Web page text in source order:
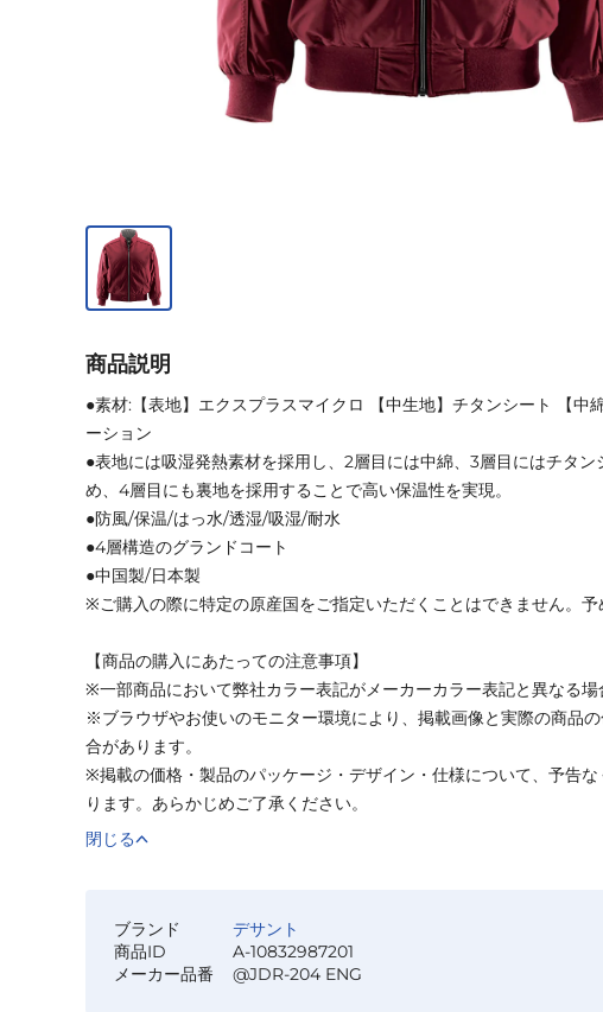
商品説明
●素材:【表地】エクスプラスマイクロ 【中生地】チタンシート 【中
ーション
●表地には吸湿発熱素材を採用し、2層目には中綿、3層目にはチタン
め、4層目にも裏地を採用することで高い保温性を実現。
●防風/保温/はっ水/透湿/吸湿/耐水
●4層構造のグランドコート
●中国製/日本製
※ご購入の際に特定の原産国をご指定いただくことはできません。予
【商品の購入にあたっての注意事項】
※一部商品において弊社カラー表記がメーカーカラー表記と異なる場
※ブラウザやお使いのモニター環境により、掲載画像と実際の商品
合があります。
※掲載の価格・製品のパッケージ・デザイン・仕様について、予告
ります。あらかじめご了承ください。
閉じる
ブランド
デサント
商品ID
A-10832987201
メーカー品番
@JDR-204 ENG